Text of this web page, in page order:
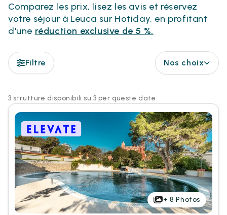
Comparez les prix, lisez les avis et réservez
votre séjour à Leuca sur Hotiday, en profitant
d'une réduction exclusive de 5 %.
Filtre Nos choix
3 strutture disponibili su 3 per queste date
+8 Photos